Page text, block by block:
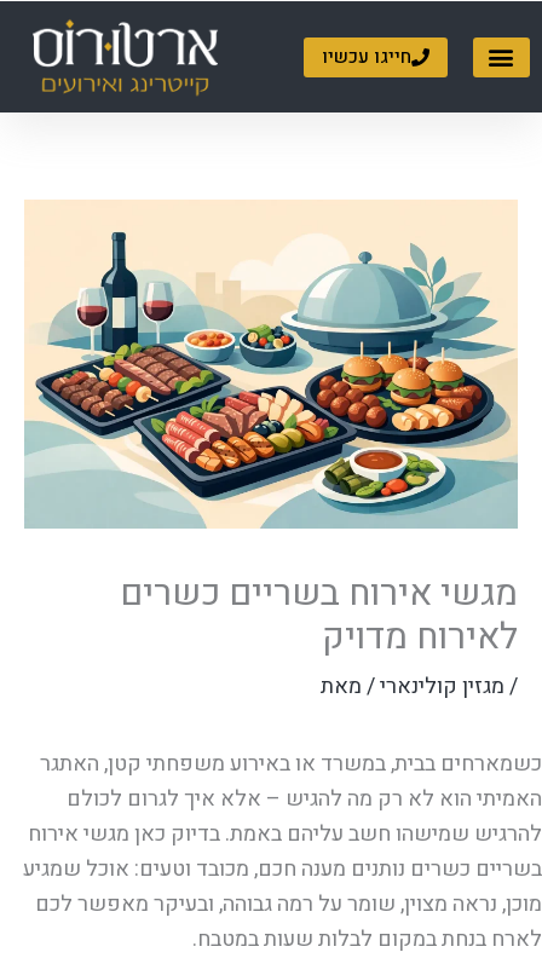
לתוכן
חייגו עכשיו
מגשי אירוח בשריים כשרים
לאירוח מדויק
/מגזין קולינארי/ מאת
כשמארחים בבית, במשרד או באירוע משפחתי קטן, האתגר
האמיתי הוא לא רק מה להגיש – אלא איך לגרום לכולם
להרגיש שמישהו חשב עליהם באמת. בדיוק כאן מגשי אירוח
בשריים כשרים נותנים מענה חכם, מכובד וטעים: אוכל שמגיע
מוכן, נראה מצוין, שומר על רמה גבוהה, ובעיקר מאפשר לכם
לארח בנחת במקום לבלות שעות במטבח.